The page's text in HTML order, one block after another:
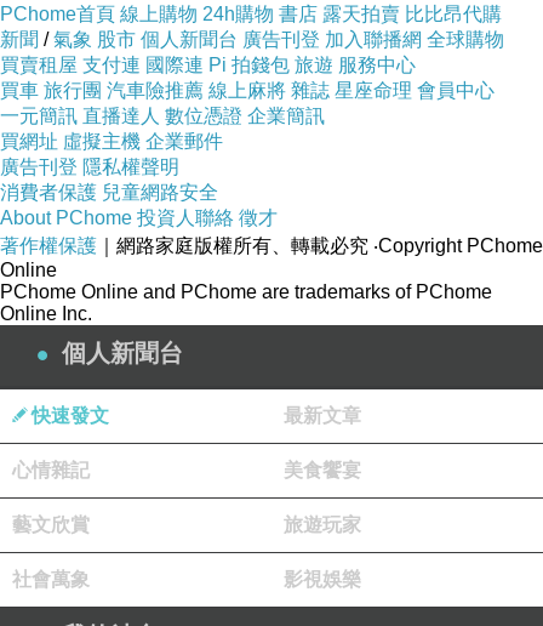
的雙手可以更輕鬆。背在身上可以隨心所欲的轉到背部與胸前，讓您可以
內部含有可調整的內襯隔板，配件存放空間，隔板拆卸後，可容納裝有鏡
內襯隔板，可依需求自行調整。
PChome首頁 線上購物 24h購物 書店 露天拍賣 比比昂代購
新聞 /氣象 股市 個人新聞台 廣告刊登 加入聯播網 全球購物
買賣租屋 支付連 國際連 Pi 拍錢包 旅遊 服務中心
買車 旅行團 汽車險推薦 線上麻將 雜誌 星座命理 會員中心
一元簡訊 直播達人 數位憑證 企業簡訊
買網址 虛擬主機 企業郵件
廣告刊登 隱私權聲明
消費者保護 兒童網路安全
About PChome 投資人聯絡 徵才
著作權保護 ｜網路家庭版權所有、轉載必究 ‧Copyright PChome
Online
PChome Online and PChome are trademarks of PChome
Online Inc.
個人新聞台
快速發文 最新文章
心情雜記 美食饗宴
藝文欣賞 旅遊玩家
社會萬象 影視娛樂